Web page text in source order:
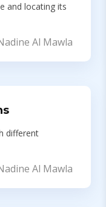
and locating its
Al Mawla
different
Al Mawla